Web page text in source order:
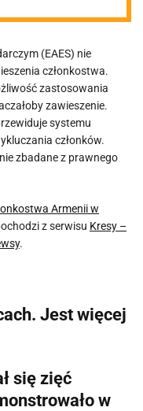
(EAES) nie
członkostwa.
zastosowania
zawieszenie.
systemu
członków.
zbadane z prawnego
Armenii w
z serwisu Kresy –
.
Jest więcej
się zięć
w